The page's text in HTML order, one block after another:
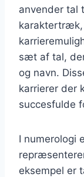
anvender tal
karaktertræk,
sæt af tal,
og navn.
karrierer der
succesfulde
I numerologi
eksempel er